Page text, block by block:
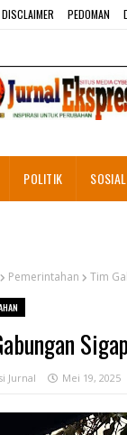
DISCLAIMER PEDOMAN
POLITIK SOSIAL
Pemerintahan Tim
Jurnal Mei 19, 2025